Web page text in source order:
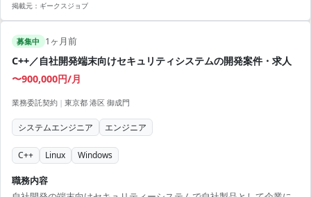
掲載元： ギークスジョブ
募集中 1ヶ月前
C++／自社開発端末向けセキュリティシステムの開発案件・求人
〜900,000円/月
業務委託契約 | 東京都 港区 御成門
システムエンジニア エンジニア
C++ Linux Windows
職務内容